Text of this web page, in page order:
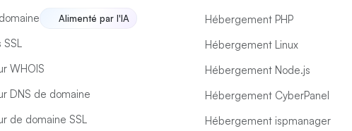
Alimenté par l'IA
SSL
WHOIS
DNS de domaine
de domaine SSL
Hébergement PHP
Hébergement Linux
Hébergement Node.js
Hébergement CyberPanel
Hébergement ispmanager